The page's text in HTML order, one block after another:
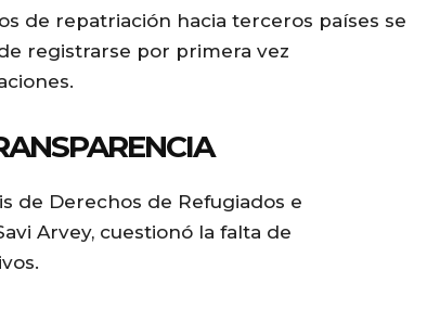
de repatriación hacia terceros países se
registrarse por primera vez
de Derechos de Refugiados e
Arvey, cuestionó la falta de